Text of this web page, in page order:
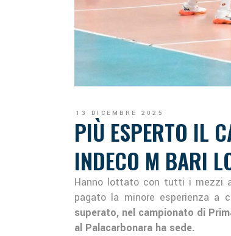
13 DICEMBRE 2025
PIÙ ESPERTO IL
INDECO M BARI
Hanno lottato con tutti i mezzi
pagato la minore esperienza a
superato, nel campionato di
al Palacarbonara ha sede.